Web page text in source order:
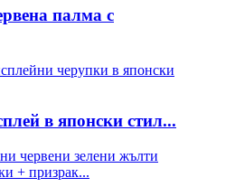
палма с
в японски стил...